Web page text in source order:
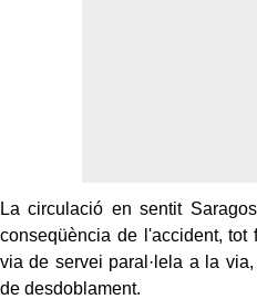
La circulació en sentit
conseqüència de l'accident,
via de servei paral·lela a la
de desdoblament.